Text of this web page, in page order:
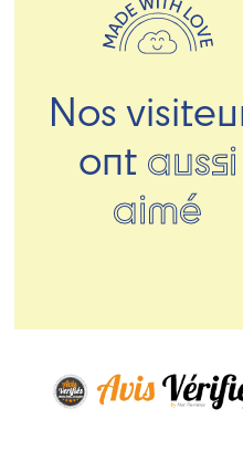
Nos
ont aussi
aimé